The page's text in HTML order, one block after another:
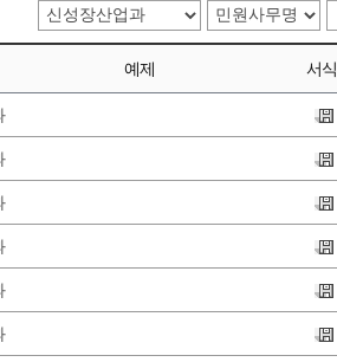
예제 서식